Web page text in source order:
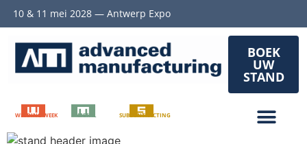
10 & 11 mei 2028 — Antwerp Expo
BOEK
UW
STAND
WELDING WEEK METAL SUBCONTRACTING